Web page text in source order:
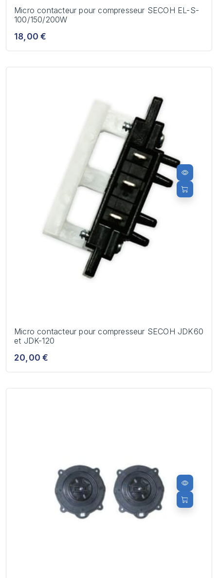
Micro contacteur pour compresseur SECOH EL-S-
100/150/200W
18,00 €
Micro contacteur pour compresseur SECOH JDK60
et JDK-120
20,00 €